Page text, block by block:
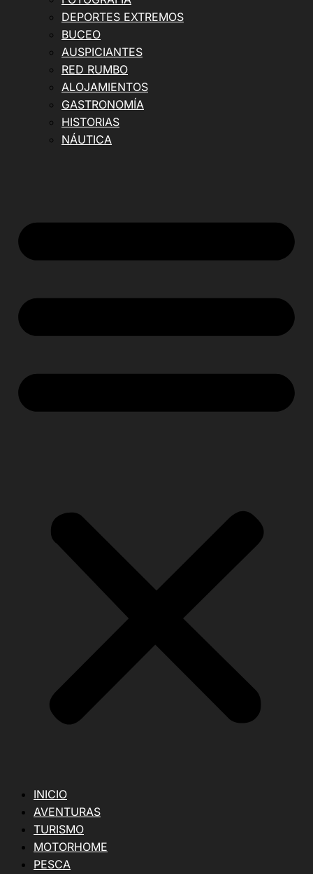
DEPORTES EXTREMOS
BUCEO
AUSPICIANTES
RED RUMBO
ALOJAMIENTOS
GASTRONOMÍA
HISTORIAS
NÁUTICA
INICIO
AVENTURAS
TURISMO
MOTORHOME
PESCA